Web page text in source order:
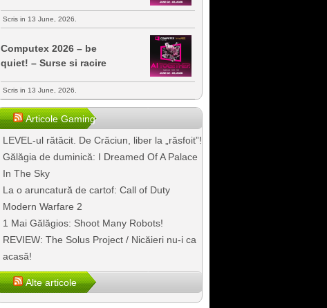
Scris in 13 June, 2026.
Computex 2026 – be
quiet! – Surse si racire
Scris in 13 June, 2026.
Articole Gaming
LEVEL-ul rătăcit. De Crăciun, liber la „răsfoit”!
Gălăgia de duminică: I Dreamed Of A Palace
In The Sky
La o aruncatură de cartof: Call of Duty
Modern Warfare 2
1 Mai Gălăgios: Shoot Many Robots!
REVIEW: The Solus Project / Nicăieri nu-i ca
acasă!
Alte articole